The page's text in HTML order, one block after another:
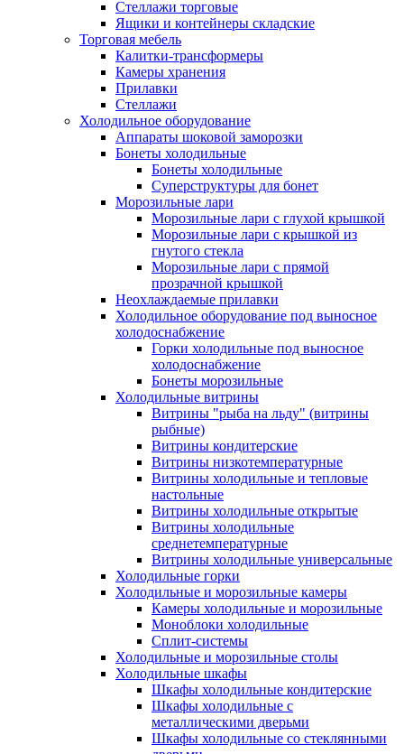
Стеллажи торговые
Ящики и контейнеры складские
Торговая мебель
Калитки-трансформеры
Камеры хранения
Прилавки
Стеллажи
Холодильное оборудование
Аппараты шоковой заморозки
Бонеты холодильные
Бонеты холодильные
Суперструктуры для бонет
Морозильные лари
Морозильные лари с глухой крышкой
Морозильные лари с крышкой из
гнутого стекла
Морозильные лари с прямой
прозрачной крышкой
Неохлаждаемые прилавки
Холодильное оборудование под выносное
холодоснабжение
Горки холодильные под выносное
холодоснабжение
Бонеты морозильные
Холодильные витрины
Витрины "рыба на льду" (витрины
рыбные)
Витрины кондитерские
Витрины низкотемпературные
Витрины холодильные и тепловые
настольные
Витрины холодильные открытые
Витрины холодильные
среднетемпературные
Витрины холодильные универсальные
Холодильные горки
Холодильные и морозильные камеры
Камеры холодильные и морозильные
Моноблоки холодильные
Сплит-системы
Холодильные и морозильные столы
Холодильные шкафы
Шкафы холодильные кондитерские
Шкафы холодильные с
металлическими дверьми
Шкафы холодильные со стеклянными